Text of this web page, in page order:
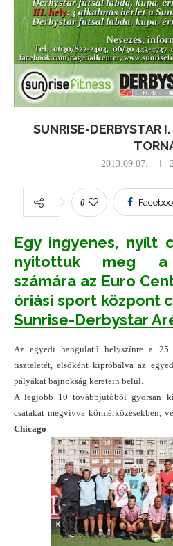
SUNRISE-DERBYSTAR
2013.09.07.
0
Egy ingyenes, nyílt
nyitottuk meg a
számára az Euro
óriási sport központ
Sunrise-Derbystar
Az egyedi hangulatú helyszínre a 25
tiszteletét, elsőként kipróbálva az
pályákat bajnokság keretein belül.
A legjobb 10 továbbjutóból gyorsan
csatákat megvívva körmérkőzésekben,
Chicago